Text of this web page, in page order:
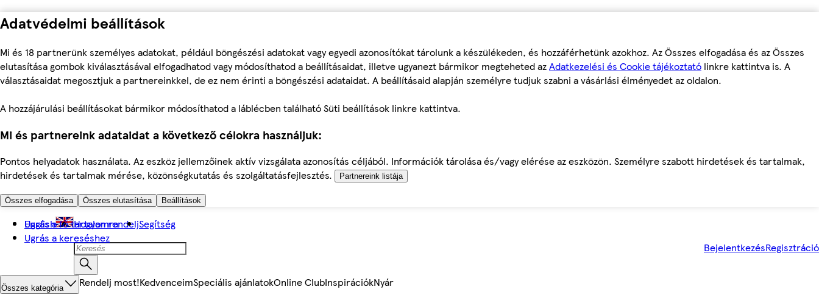
Adatvédelmi beállítások
Mi és 18 partnerünk személyes adatokat, például böngészési adatokat vagy egyedi azonosítókat tárolunk a készülékeden, és hozzáférhetünk azokhoz. Az Összes elfogadása és az Összes
elutasítása gombok kiválasztásával elfogadhatod vagy módosíthatod a beállításaidat, illetve ugyanezt bármikor megteheted azAdatkezelési és Cookie tájékoztató linkre kattintva is. A
választásaidat megosztjuk a partnereinkkel, de ez nem érinti a böngészési adataidat. A beállításaid alapján személyre tudjuk szabni a vásárlási élményedet az oldalon.
A hozzájárulási beállításokat bármikor módosíthatod a láblécben található Süti beállítások linkre kattintva.
Mi és partnereink adataidat a következő célokra használjuk:
Pontos helyadatok használata. Az eszköz jellemzőinek aktív vizsgálata azonosítás céljából. Információk tárolása és/vagy elérése az eszközön. Személyre szabott hirdetések és tartalmak,
hirdetések és tartalmak mérése, közönségkutatás és szolgáltatásfejlesztés.
Partnereink listája
Összes elfogadása Összes elutasítása Beállítások
Ugrás a fő tartalomra
Ugrás a kereséshez
English Hogyan rendeljSegítség
BejelentkezésRegisztráció
Összes kategória Rendelj most!KedvenceimSpeciális ajánlatokOnline ClubInspirációkNyár